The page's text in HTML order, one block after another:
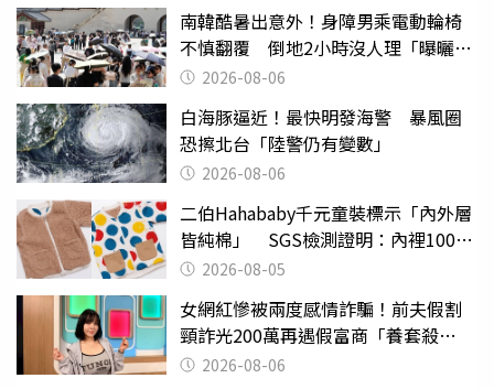
南韓酷暑出意外！身障男乘電動輪椅
不慎翻覆 倒地2小時沒人理「曝曬
亡」2026-08-06
白海豚逼近！最快明發海警 暴風圈
恐擦北台「陸警仍有變數」
2026-08-06
二伯Hahababy千元童裝標示「內外層
皆純棉」 SGS檢測證明：內裡100%
聚酯纖維
2026-08-05
女網紅慘被兩度感情詐騙！前夫假割
頸詐光200萬再遇假富商「養套殺
2000萬」
2026-08-06